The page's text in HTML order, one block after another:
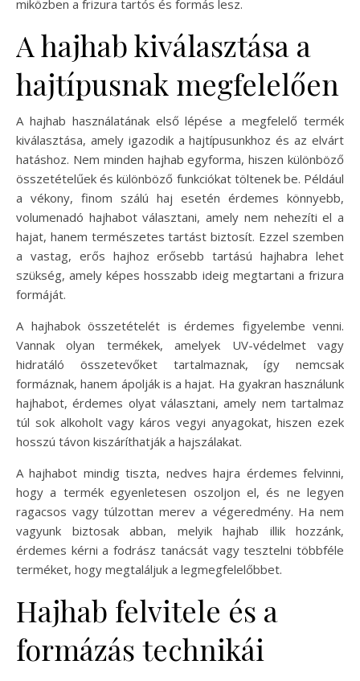
miközben a frizura tartós és formás lesz.
A hajhab kiválasztása a
hajtípusnak megfelelően
A hajhab használatának első lépése a megfelelő termék
kiválasztása, amely igazodik a hajtípusunkhoz és az elvárt
hatáshoz. Nem minden hajhab egyforma, hiszen különböző
összetételűek és különböző funkciókat töltenek be. Például
a vékony, finom szálú haj esetén érdemes könnyebb,
volumenadó hajhabot választani, amely nem nehezíti el a
hajat, hanem természetes tartást biztosít. Ezzel szemben
a vastag, erős hajhoz erősebb tartású hajhabra lehet
szükség, amely képes hosszabb ideig megtartani a frizura
formáját.
A hajhabok összetételét is érdemes figyelembe venni.
Vannak olyan termékek, amelyek UV-védelmet vagy
hidratáló összetevőket tartalmaznak, így nemcsak
formáznak, hanem ápolják is a hajat. Ha gyakran használunk
hajhabot, érdemes olyat választani, amely nem tartalmaz
túl sok alkoholt vagy káros vegyi anyagokat, hiszen ezek
hosszú távon kiszáríthatják a hajszálakat.
A hajhabot mindig tiszta, nedves hajra érdemes felvinni,
hogy a termék egyenletesen oszoljon el, és ne legyen
ragacsos vagy túlzottan merev a végeredmény. Ha nem
vagyunk biztosak abban, melyik hajhab illik hozzánk,
érdemes kérni a fodrász tanácsát vagy tesztelni többféle
terméket, hogy megtaláljuk a legmegfelelőbbet.
Hajhab felvitele és a
formázás technikái